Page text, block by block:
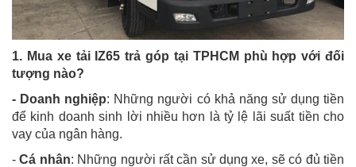
1. Mua xe tải IZ65 trả góp tại TPHCM phù hợp với đối
tượng nào?
- Doanh nghiệp: Những người có khả năng sử dụng tiền
để kinh doanh sinh lời nhiều hơn là tỷ lệ lãi suất tiền cho
vay của ngân hàng.
-Cá nhân: Những người rất cần sử dụng xe, sẽ có đủ tiền